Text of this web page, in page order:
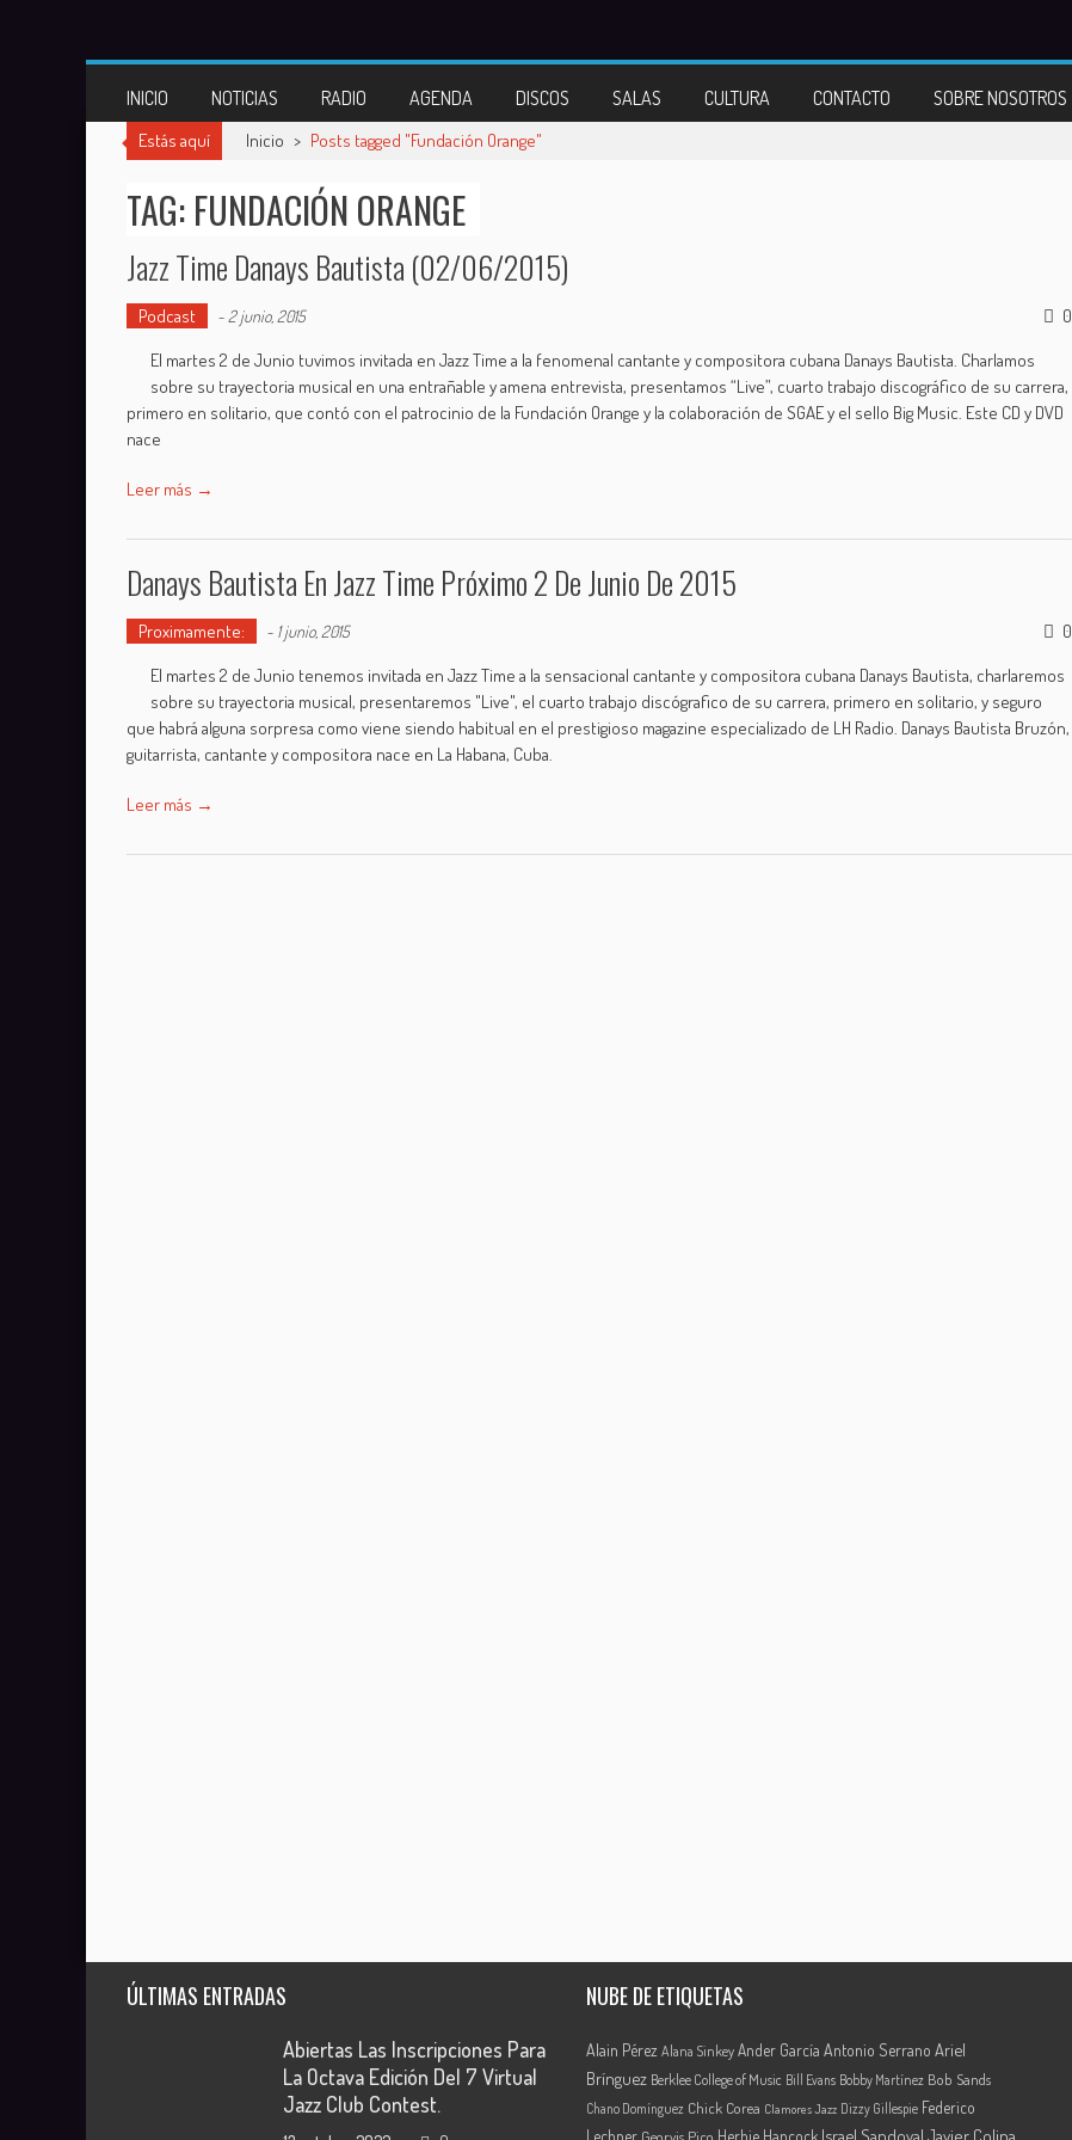
content
INICIO NOTICIAS RADIO AGENDA DISCOS SALAS CULTURA CONTACTO SOBRE NOSOTROS
Estás aquí Inicio > Posts tagged "Fundación Orange"
TAG: FUNDACIÓN ORANGE
Jazz Time Danays Bautista (02/06/2015)
Podcast - 2 junio, 2015
0
El martes 2 de Junio tuvimos invitada en Jazz Time a la fenomenal cantante y compositora cubana Danays Bautista. Charlamos
sobre su trayectoria musical en una entrañable y amena entrevista, presentamos “Live”, cuarto trabajo discográfico de su carrera,
primero en solitario, que contó con el patrocinio de la Fundación Orange y la colaboración de SGAE y el sello Big Music. Este CD y DVD
nace
Leer más →
Danays Bautista En Jazz Time Próximo 2 De Junio De 2015
Proximamente: - 1 junio, 2015
0
El martes 2 de Junio tenemos invitada en Jazz Time a la sensacional cantante y compositora cubana Danays Bautista, charlaremos
sobre su trayectoria musical, presentaremos "Live", el cuarto trabajo discógrafico de su carrera, primero en solitario, y seguro
que habrá alguna sorpresa como viene siendo habitual en el prestigioso magazine especializado de LH Radio. Danays Bautista Bruzón,
guitarrista, cantante y compositora nace en La Habana, Cuba.
Leer más →
ÚLTIMAS ENTRADAS
Abiertas Las Inscripciones Para
La Octava Edición Del 7 Virtual
Jazz Club Contest.
NUBE DE ETIQUETAS
Alain Pérez Alana Sinkey Ander García Antonio Serrano Ariel
Brínguez Berklee College of Music Bill Evans Bobby Martínez Bob Sands
Chano Domínguez Chick Corea Clamores Jazz Dizzy Gillespie Federico
Israel Sandoval